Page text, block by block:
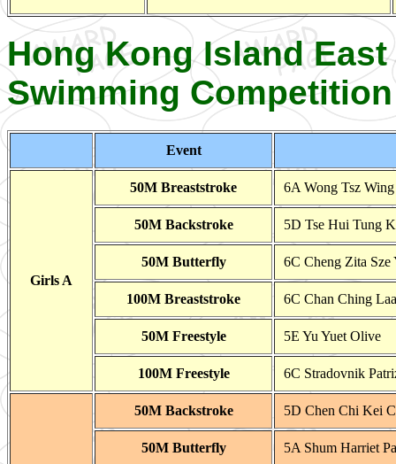
Hong Kong Island
Swimming Competition
Event
Girls A
50M Breaststroke 6A Wong Tsz
50M Backstroke 5D Tse Hui Tung
50M Butterfly 6C Cheng Zita Sze
100M Breaststroke 6C Chan Ching
50M Freestyle 5E Yu Yuet Olive
100M Freestyle 6C Stradovnik
50M Backstroke 5D Chen Chi Kei
50M Butterfly 5A Shum Harriet